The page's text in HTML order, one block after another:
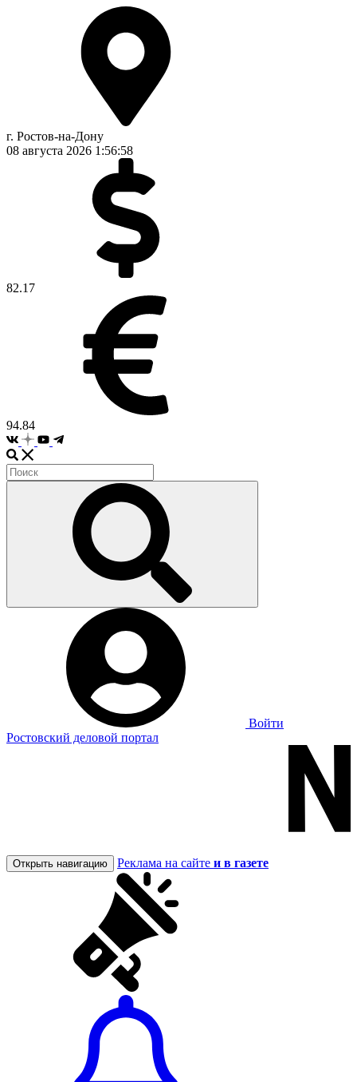
г. Ростов-на-Дону
08 августа 2026 1:56:59
82.17
94.84
Войти
Ростовский деловой портал
Открыть навигацию Реклама на сайте и в газете